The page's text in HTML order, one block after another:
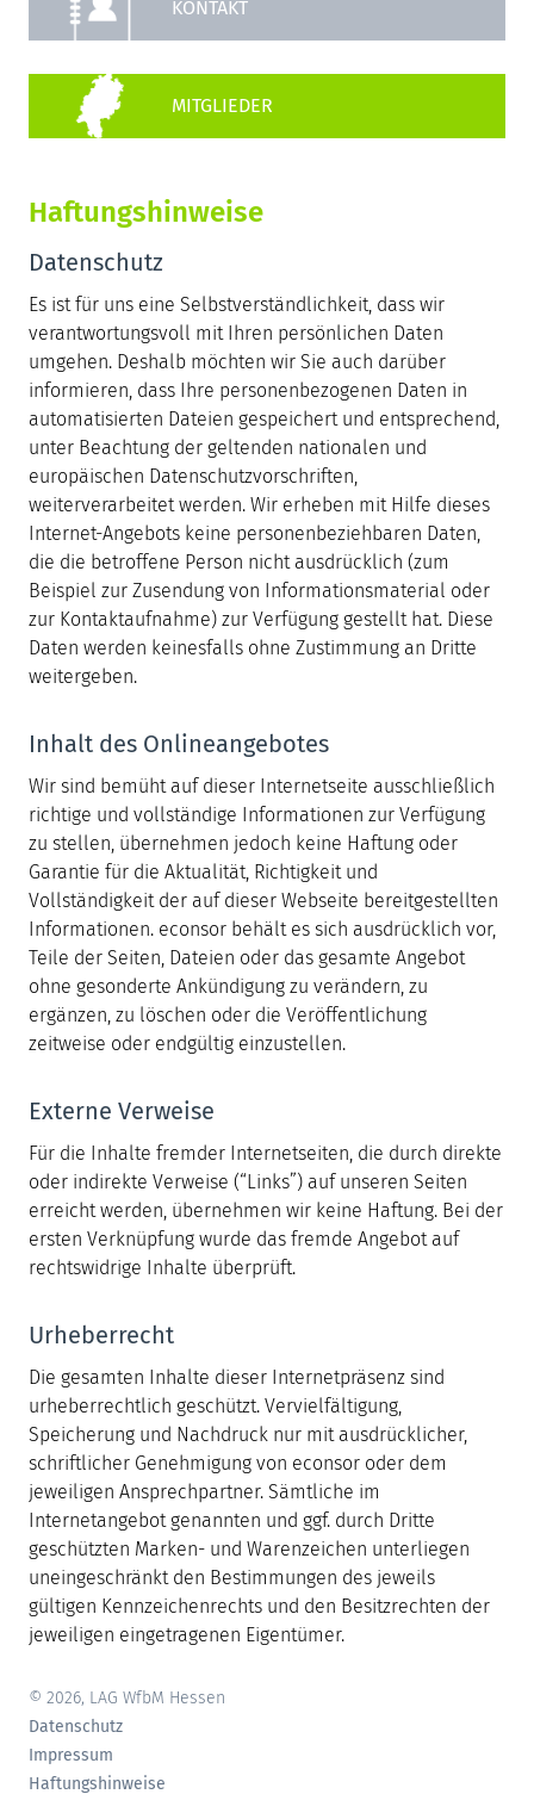
KONTAKT
Haftungshinweise
Datenschutz
Es ist für uns eine Selbstverständlichkeit, dass wir
verantwortungsvoll mit Ihren persönlichen Daten
umgehen. Deshalb möchten wir Sie auch darüber
informieren, dass Ihre personenbezogenen Daten in
automatisierten Dateien gespeichert und entsprechend,
unter Beachtung der geltenden nationalen und
europäischen Datenschutzvorschriften,
weiterverarbeitet werden. Wir erheben mit Hilfe dieses
Internet-Angebots keine personenbeziehbaren Daten,
die die betroffene Person nicht ausdrücklich (zum
Beispiel zur Zusendung von Informationsmaterial oder
zur Kontaktaufnahme) zur Verfügung gestellt hat. Diese
Daten werden keinesfalls ohne Zustimmung an Dritte
weitergeben.
Inhalt des Onlineangebotes
Wir sind bemüht auf dieser Internetseite ausschließlich
richtige und vollständige Informationen zur Verfügung
zu stellen, übernehmen jedoch keine Haftung oder
Garantie für die Aktualität, Richtigkeit und
Vollständigkeit der auf dieser Webseite bereitgestellten
Informationen. econsor behält es sich ausdrücklich vor,
Teile der Seiten, Dateien oder das gesamte Angebot
ohne gesonderte Ankündigung zu verändern, zu
ergänzen, zu löschen oder die Veröffentlichung
zeitweise oder endgültig einzustellen.
Externe Verweise
Für die Inhalte fremder Internetseiten, die durch direkte
oder indirekte Verweise (“Links”) auf unseren Seiten
erreicht werden, übernehmen wir keine Haftung. Bei der
ersten Verknüpfung wurde das fremde Angebot auf
rechtswidrige Inhalte überprüft.
Urheberrecht
Die gesamten Inhalte dieser Internetpräsenz sind
urheberrechtlich geschützt. Vervielfältigung,
Speicherung und Nachdruck nur mit ausdrücklicher,
schriftlicher Genehmigung von econsor oder dem
jeweiligen Ansprechpartner. Sämtliche im
Internetangebot genannten und ggf. durch Dritte
geschützten Marken- und Warenzeichen unterliegen
uneingeschränkt den Bestimmungen des jeweils
gültigen Kennzeichenrechts und den Besitzrechten der
jeweiligen eingetragenen Eigentümer.
© 2026, LAG WfbM Hessen
Datenschutz
Impressum
Haftungshinweise